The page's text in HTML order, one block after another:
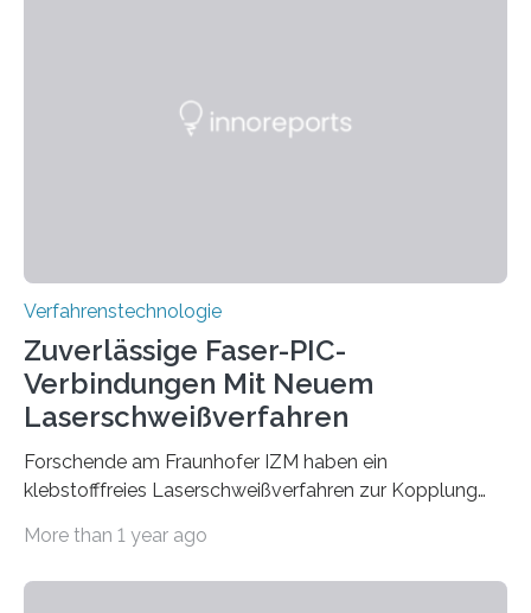
brennen, der Grundstoff für baufertigen Zement. Wenig
Verfahrenstechnologie
Zuverlässige Faser-PIC-
Verbindungen Mit Neuem
Laserschweißverfahren
Forschende am Fraunhofer IZM haben ein
klebstofffreies Laserschweißverfahren zur Kopplung
optischen Glasfasern realisiert, welches auch in
More than 1 year ago